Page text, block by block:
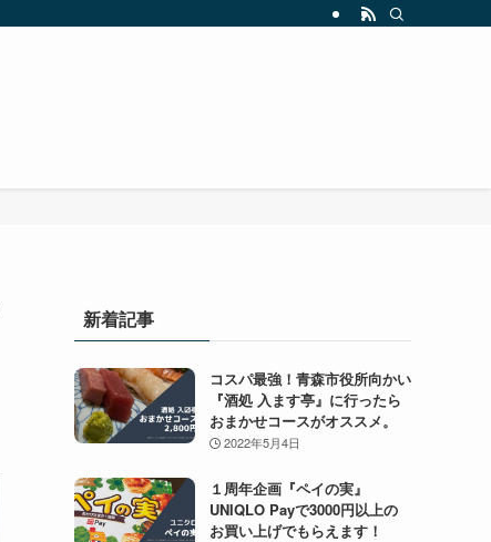
新着記事
コスパ最強！青森市役所向かい
『酒処 入ます亭』に行ったら
おまかせコースがオススメ。
2022年5月4日
１周年企画『ペイの実』
UNIQLO Payで3000円以上の
お買い上げでもらえます！